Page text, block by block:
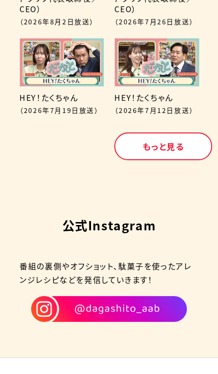
CEO）
（2026年8月2日放送）
CEO）
（2026年7月26日放送）
HEY！たくちゃん
（2026年7月19日放送）
HEY！たくちゃん
（2026年7月12日放送）
もっと見る
公式Instagram
番組の裏側やオフショット、駄菓子を使ったアレ
ンジレシピなどを発信していきます！